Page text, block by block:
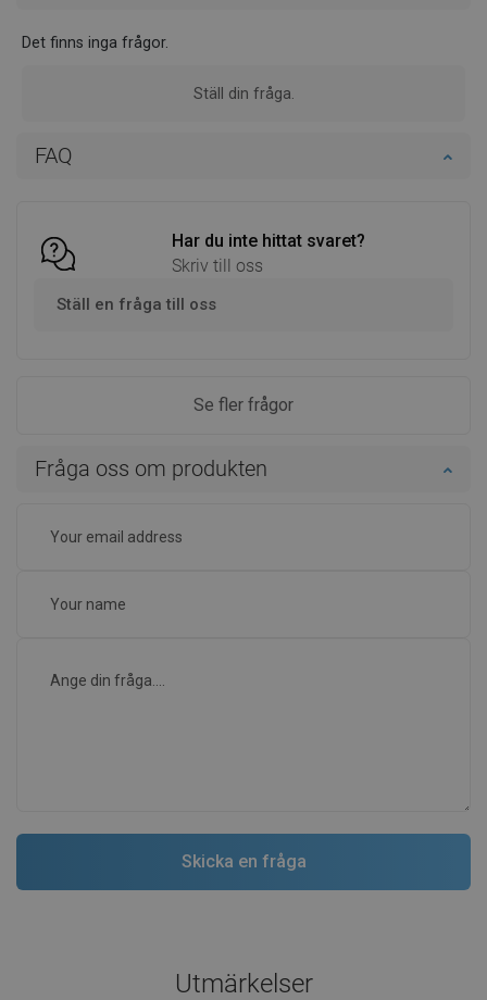
FAQ
Har du inte hittat svaret?
Skriv till oss
Ställ en fråga till oss
Se fler frågor
Det finns inga frågor.
Ställ din fråga.
Fråga oss om produkten
Utmärkelser